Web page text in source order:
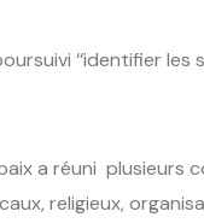
‘‘identifier
a réuni plusieurs
religieux,